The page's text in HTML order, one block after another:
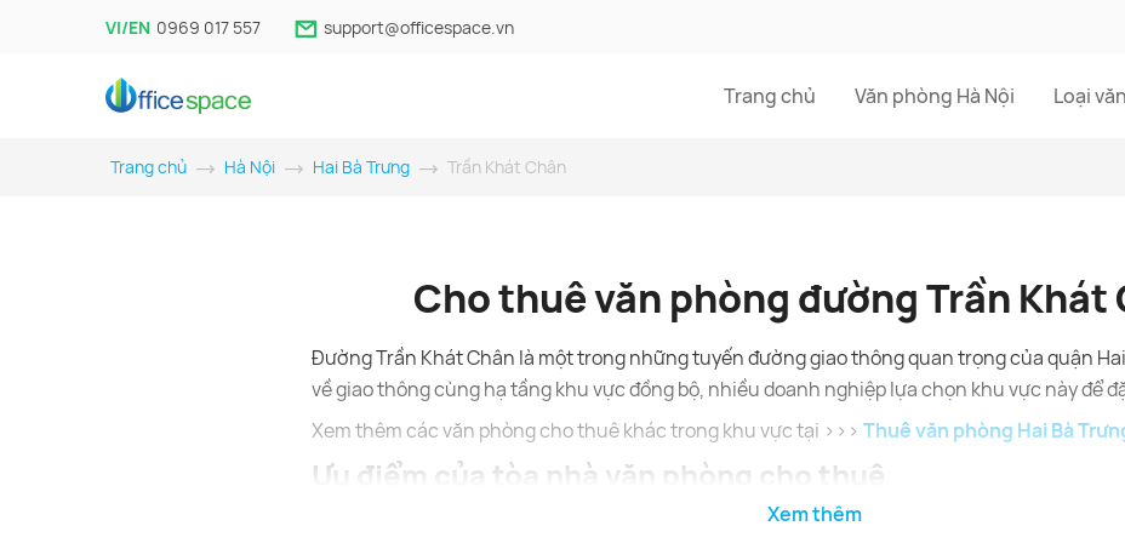
VI/EN 0969 017 557 support@officespace.vn
Trang chủ Văn phòng Hà Nội Loại
Trang chủ Hà Nội Hai Bà Trưng Trần Khát Chân
Cho thuê văn phòng đường Trần Khát
Đường Trần Khát Chân là một trong những tuyến đường giao thông quan trọng của quận
về giao thông cùng hạ tầng khu vực đồng bộ, nhiều doanh nghiệp lựa chọn khu vực này để
Xem thêm các văn phòng cho thuê khác trong khu vực tại >>> Thuê văn phòng Hai Bà
Ưu điểm của tòa nhà văn phòng cho thuê
Ưu điểm lớn của các tòa văn phòng tại đường Trần Khát Chân chính là vị trí giao thông thuận
Xem thêm